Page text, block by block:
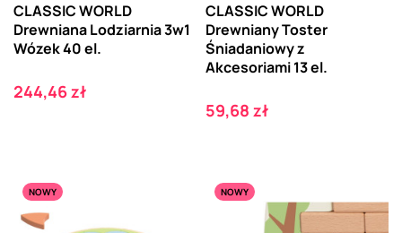
CLASSIC WORLD
Drewniana Lodziarnia 3w1
Wózek 40 el.
Cena
244,46 zł
CLASSIC WORLD
Drewniany Toster
Śniadaniowy z
Akcesoriami 13 el.
Cena
59,68 zł
NOWY NOWY